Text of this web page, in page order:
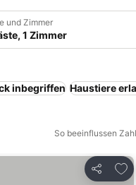
und Zimmer
1 Zimmer
inbegriffen Haustiere
So beeinflussen
Teilen
Zu